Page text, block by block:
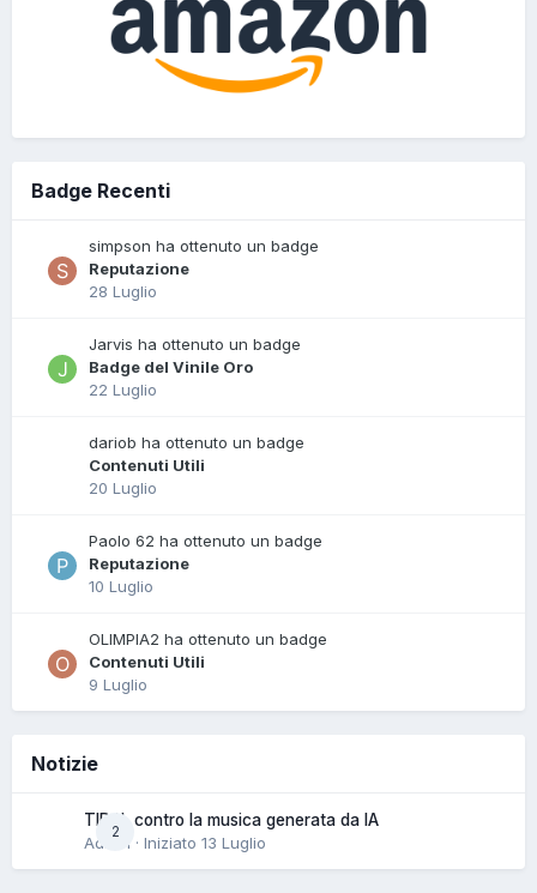
Badge Recenti
simpson ha ottenuto un badge
Reputazione
28 Luglio
Jarvis ha ottenuto un badge
Badge del Vinile Oro
22 Luglio
dariob ha ottenuto un badge
Contenuti Utili
20 Luglio
Paolo 62 ha ottenuto un badge
Reputazione
10 Luglio
OLIMPIA2 ha ottenuto un badge
Contenuti Utili
9 Luglio
Notizie
2
TIDAL contro la musica generata da IA
Admin · Iniziato 13 Luglio